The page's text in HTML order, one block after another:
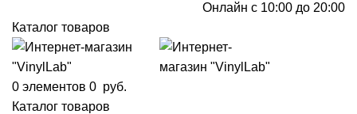
Онлайн с 10:00 до 20:00
Каталог товаров
0 элементов 0 руб.
Каталог товаров